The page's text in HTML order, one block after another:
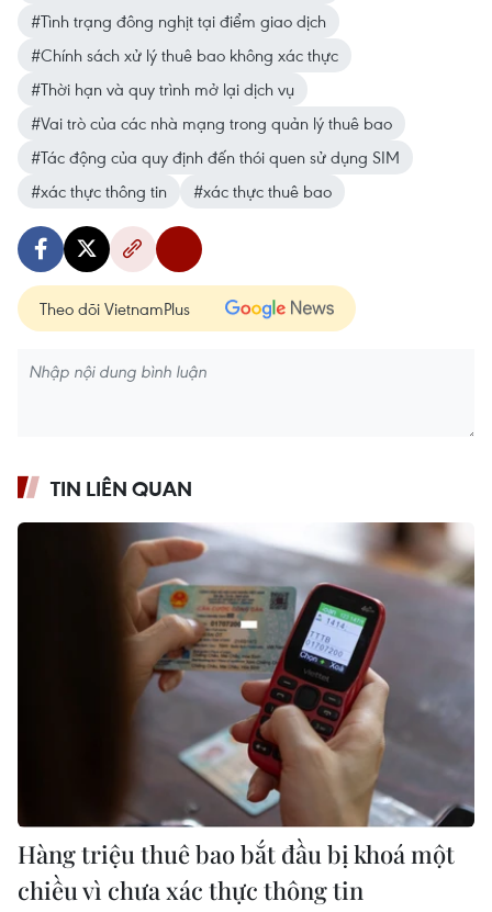
#Tình trạng đông nghịt tại điểm giao dịch
#Chính sách xử lý thuê bao không xác thực
#Thời hạn và quy trình mở lại dịch vụ
#Vai trò của các nhà mạng trong quản lý thuê bao
#Tác động của quy định đến thói quen sử dụng SIM
#xác thực thông tin
#xác thực thuê bao
Theo dõi VietnamPlus
TIN LIÊN QUAN
Hàng triệu thuê bao bắt đầu bị khoá một
chiều vì chưa xác thực thông tin